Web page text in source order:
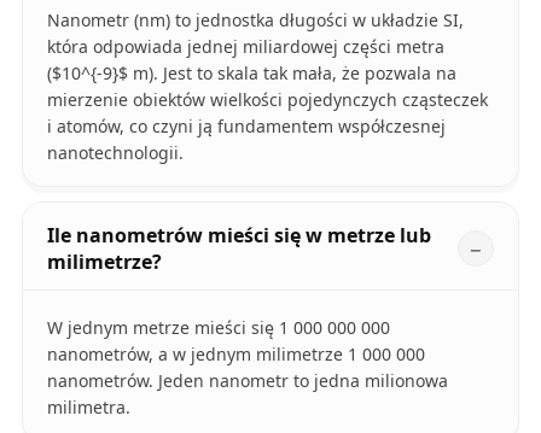
Nanometr (nm) to jednostka długości w układzie SI,
która odpowiada jednej miliardowej części metra
($10^{-9}$ m). Jest to skala tak mała, że pozwala na
mierzenie obiektów wielkości pojedynczych cząsteczek
i atomów, co czyni ją fundamentem współczesnej
nanotechnologii.
Ile nanometrów mieści się w metrze lub
milimetrze?
W jednym metrze mieści się 1 000 000 000
nanometrów, a w jednym milimetrze 1 000 000
nanometrów. Jeden nanometr to jedna milionowa
milimetra.